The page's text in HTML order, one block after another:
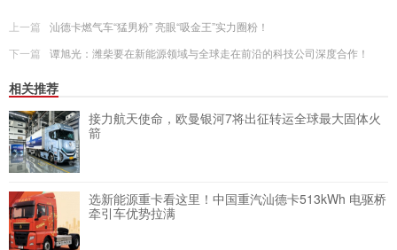
上一篇
汕德卡燃气车“猛男粉” 亮眼“吸金王”实力圈粉！
下一篇
谭旭光：潍柴要在新能源领域与全球走在前沿的科技公司深度合作！
相关推荐
接力航天使命，欧曼银河7将出征转运全球最大固体火
箭
选新能源重卡看这里！中国重汽汕德卡513kWh 电驱桥
牵引车优势拉满